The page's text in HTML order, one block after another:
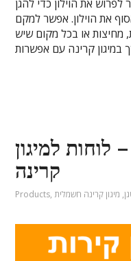
את הוילון כדי להגן
את הוילון. אפשר למקם
מחיצות או בכל מקום שיש
לוחות למיגון
קרינה
Products, , מיגון קרינה חשמלית